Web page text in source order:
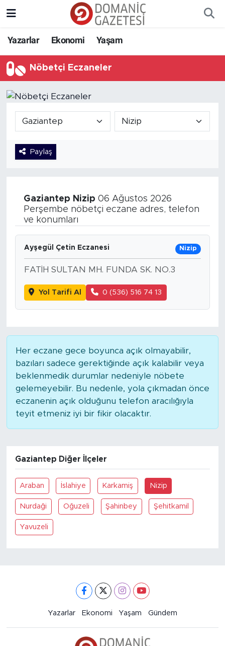
Yazarlar Ekonomi Yaşam
Nöbetçi Eczaneler
Paylaş
Gaziantep Nizip 06 Ağustos 2026
Perşembe nöbetçi eczane adres, telefon
ve konumları
Ayşegül Çetin Eczanesi Nizip
FATİH SULTAN MH. FUNDA SK. NO.3
Yol Tarifi Al 0 (536) 516 74 13
Her eczane gece boyunca açık olmayabilir,
bazıları sadece gerektiğinde açık kalabilir veya
beklenmedik durumlar nedeniyle nöbete
gelemeyebilir. Bu nedenle, yola çıkmadan önce
eczanenin açık olduğunu telefon aracılığıyla
teyit etmeniz iyi bir fikir olacaktır.
Gaziantep Diğer İlçeler
Araban İslahiye Karkamiş Nizip
Nurdaği Oğuzeli Şahinbey Şehitkamil
Yavuzeli
Yazarlar Ekonomi Yaşam Gündem